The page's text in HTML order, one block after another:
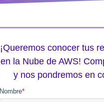
¡Queremos conocer tus
en la Nube de AWS!
y nos pondremos en